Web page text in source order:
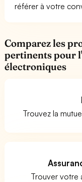
référer à votre
Comparez les
pertinents pour
électroniques
Trouvez la
Trouver votre